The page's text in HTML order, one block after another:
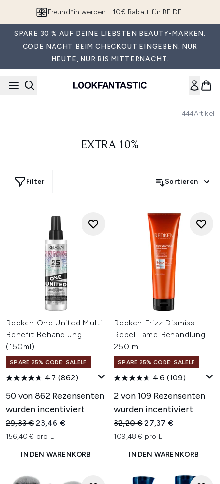
Freund*in werben - 10€ Rabatt für BEIDE!
SPARE 30 % AUF DEINE LIEBSTEN BEAUTY-MARKEN.
CODE NACHT BEIM CHECKOUT EINGEBEN. NUR
HEUTE, NUR BIS MITTERNACHT.
444Artikel
EXTRA 10%
Filter Sortieren
Redken One United Multi-
Benefit Behandlung
(150ml)
SPARE 25% CODE: SALELF
4.7 (862)
50 von 862 Rezensenten
wurden incentiviert
Unverbindliche Preisempfehlung:
29,33 €Aktueller Preis:
23,46 €
156,40 € pro L
IN DEN WARENKORB
Redken Frizz Dismiss
Rebel Tame Behandlung
250 ml
SPARE 25% CODE: SALELF
4.6 (109)
2 von 109 Rezensenten
wurden incentiviert
Unverbindliche
32,20 €Aktueller Preis:
27,37 €
109,48 € pro L
IN DEN WARENKORB